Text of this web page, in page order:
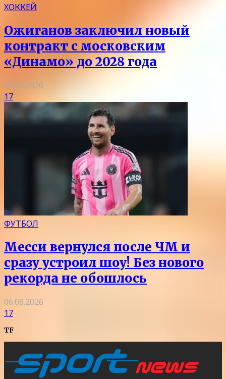
ХОККЕЙ
Ожиганов заключил новый
контракт с московским
«Динамо» до 2028 года
06.08.2026
17
ФУТБОЛ
Месси вернулся после ЧМ и
сразу устроил шоу! Без нового
рекорда не обошлось
06.08.2026
17
TF